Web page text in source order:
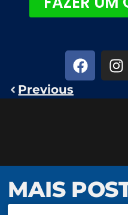
Previous
MAIS